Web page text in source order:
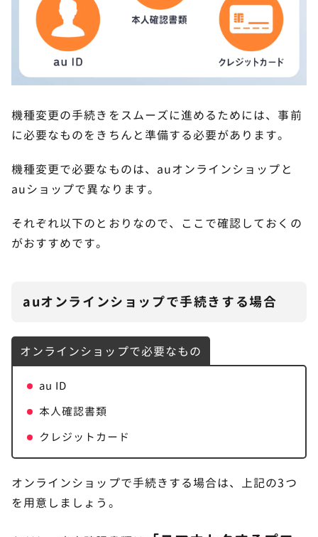
新型iPhone17eへ自分で機種変更・データ移
行する方法
クイックスタートを使用する
PCを使用する
8
au限定！iPhone17eへの機種変更で使えるキ
ャンペーン一覧
9 auのiPhone17eの値段・発売価格
10 auのiPhone17e機種変更でよくある質問
auオンラインショップでも手数料がかかりますか？
Apple Storeとどちらで購入するのがおすすめです
ですか？
iPhone17eがおすすめな人は？
機種変更の手続きをスムーズに進めるためには、事前
に必要なものをきちんと準備する必要があります。
機種変更で必要なものは、auオンラインショップと
auショップで異なります。
それぞれ以下のとおりなので、ここで確認しておくの
がおすすめです。
auオンラインショップで手続きする場合
オンラインショップで必要なもの
au ID
本人確認書類
クレジットカード
オンラインショップで手続きする場合は、上記の3つ
を用意しましょう。